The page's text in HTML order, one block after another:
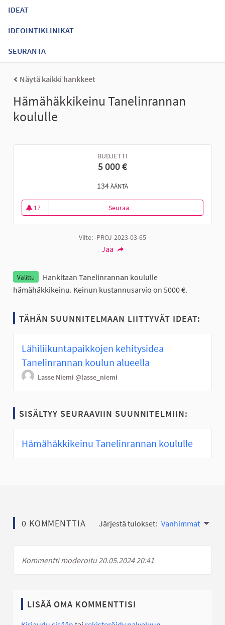
IDEAT
IDEOINTIKLINIKAT
SEURANTA
Näytä kaikki hankkeet
Hämähäkkikeinu Tanelinrannan
koululle
BUDJETTI
5 000 €
134ÄÄNTÄ
17
17 seuraajaa
SeuraaHämähäkkikeinu
Viite: -PROJ-2023-03-65
Jaa
Valittu
Hankitaan Tanelinrannan koululle
hämähäkkikeinu. Keinun kustannusarvio on 5000 €.
TÄHÄN SUUNNITELMAAN LIITTYVÄT IDEAT:
Lähiliikuntapaikkojen kehitysidea
Tanelinrannan koulun alueella
Lasse Niemi @lasse_niemi
SISÄLTYY SEURAAVIIN SUUNNITELMIIN:
Hämähäkkikeinu Tanelinrannan koululle
0 KOMMENTTIA Järjestä tulokset: Vanhimmat
Kommentti moderoitu 20.05.2024 20:41
LISÄÄ OMA KOMMENTTISI